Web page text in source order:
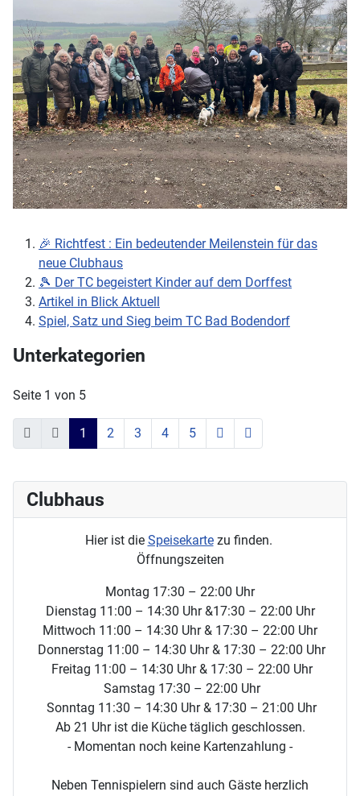
🎉 Richtfest : Ein bedeutender Meilenstein für das
neue Clubhaus
🎾 Der TC begeistert Kinder auf dem Dorffest
Artikel in Blick Aktuell
Spiel, Satz und Sieg beim TC Bad Bodendorf
Unterkategorien
Seite 1 von 5
1 2 3 4 5
Clubhaus
Hier ist die Speisekartezu finden.
Öffnungszeiten
Montag 17:30 – 22:00 Uhr
Dienstag 11:00 – 14:30 Uhr &17:30 – 22:00 Uhr
Mittwoch 11:00 – 14:30 Uhr & 17:30 – 22:00 Uhr
Donnerstag 11:00 – 14:30 Uhr & 17:30 – 22:00 Uhr
Freitag 11:00 – 14:30 Uhr & 17:30 – 22:00 Uhr
Samstag 17:30 – 22:00 Uhr
Sonntag 11:30 – 14:30 Uhr & 17:30 – 21:00 Uhr
Ab 21 Uhr ist die Küche täglich geschlossen.
- Momentan noch keine Kartenzahlung -
Neben Tennispielern sind auch Gäste herzlich